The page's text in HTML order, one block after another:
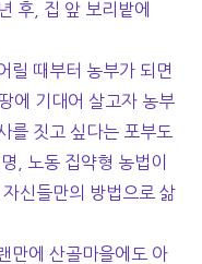
후, 집 앞 보리밭에
릴 때부터 농부가 되면
에 기대어 살고자 농부
를 짓고 싶다는 포부도
, 노동 집약형 농법이
신들만의 방법으로 삶
만에 산골마을에도 아